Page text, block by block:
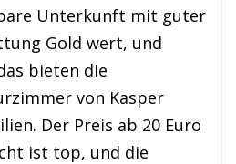
Unterkunft mit guter
Gold wert, und
bieten die
von Kasper
Der Preis ab 20 Euro
ist top, und die